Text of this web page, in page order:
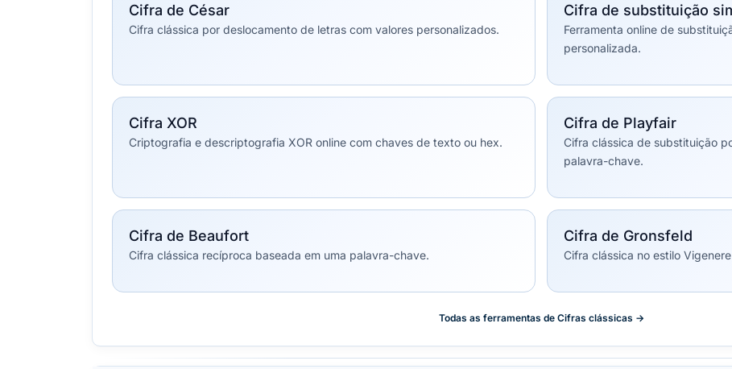
Cifra de César
Cifra clássica por deslocamento de letras com valores personalizados.
Cifra de substituição
Ferramenta online de
personalizada.
Cifra XOR
Criptografia e descriptografia XOR online com chaves de texto ou hex.
Cifra de Playfair
Cifra clássica de substituição
palavra-chave.
Cifra de Beaufort
Cifra clássica recíproca baseada em uma palavra-chave.
Cifra de Gronsfeld
Cifra clássica no estilo
Todas as ferramentas de Cifras clássicas →